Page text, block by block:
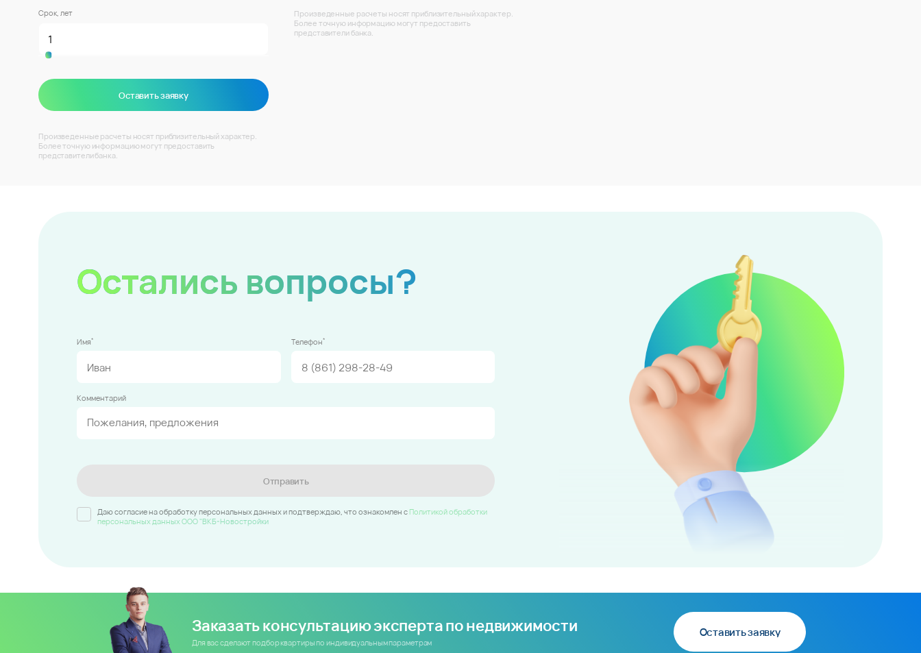
Срок, лет
Оставить заявку
Произведенные расчеты носят приблизительный характер.
Более точную информацию могут предоставить
представители банка.
Произведенные расчеты носят приблизительный характер.
Более точную информацию могут предоставить
представители банка.
Остались вопросы?
Имя* Телефон*
Комментарий
Отправить
Даю согласие на обработку персональных данных и подтверждаю, что ознакомлен c Политикой обработки
персональных данных ООО "ВКБ-Новостройки
Заказать консультацию эксперта по недвижимости
Для вас сделают подбор квартиры по индивидуальным параметрам
Оставить заявку